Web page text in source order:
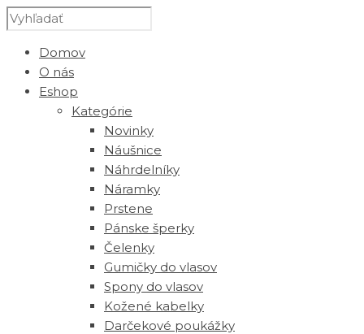
Domov
O nás
Eshop
Kategórie
Novinky
Náušnice
Náhrdelníky
Náramky
Prstene
Pánske šperky
Čelenky
Gumičky do vlasov
Spony do vlasov
Kožené kabelky
Darčekové poukážky